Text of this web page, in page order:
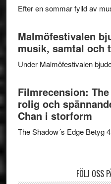
Efter en sommar fylld av
Malmöfestivalen
musik, samtal och
Under Malmöfestivalen
Filmrecension:
rolig och
Chan i storform
The Shadow´s Edge Betyg
FÖLJ OSS